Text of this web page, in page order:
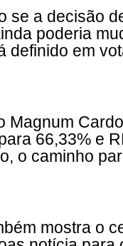
se a decisão
poderia
definido em
Magnum
66,33% e
o caminho
mostra o